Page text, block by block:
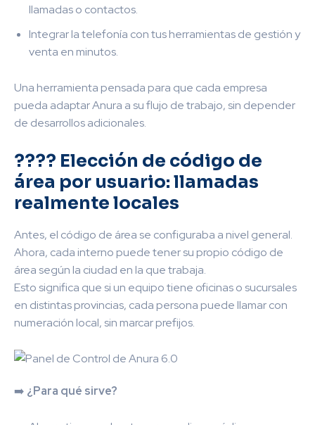
llamadas o contactos.
Integrar la telefonía con tus herramientas de gestión y
venta en minutos.
Una herramienta pensada para que cada empresa
pueda adaptar Anura a su flujo de trabajo, sin depender
de desarrollos adicionales.
???? Elección de código de
área por usuario: llamadas
realmente locales
Antes, el código de área se configuraba a nivel general.
Ahora, cada interno puede tener su propio código de
área según la ciudad en la que trabaja.
Esto significa que si un equipo tiene oficinas o sucursales
en distintas provincias, cada persona puede llamar con
numeración local, sin marcar prefijos.
➡️ ¿Para qué sirve?